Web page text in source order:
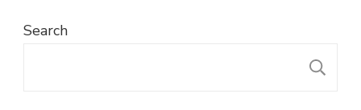
Search